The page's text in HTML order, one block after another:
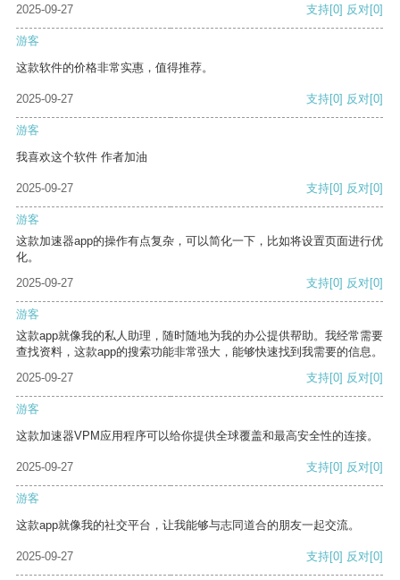
2025-09-27
支持[0] 反对[0]
游客
这款软件的价格非常实惠，值得推荐。
2025-09-27 支持[0] 反对[0]
游客
我喜欢这个软件 作者加油
2025-09-27 支持[0] 反对[0]
游客
这款加速器app的操作有点复杂，可以简化一下，比如将设置页面进行优
化。
2025-09-27
支持[0] 反对[0]
游客
这款app就像我的私人助理，随时随地为我的办公提供帮助。我经常需要
查找资料，这款app的搜索功能非常强大，能够快速找到我需要的信息。
2025-09-27
支持[0] 反对[0]
游客
这款加速器VPM应用程序可以给你提供全球覆盖和最高安全性的连接。
2025-09-27 支持[0] 反对[0]
游客
这款app就像我的社交平台，让我能够与志同道合的朋友一起交流。
2025-09-27 支持[0] 反对[0]